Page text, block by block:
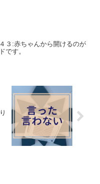
３:赤ちゃんから開けるのが
です。